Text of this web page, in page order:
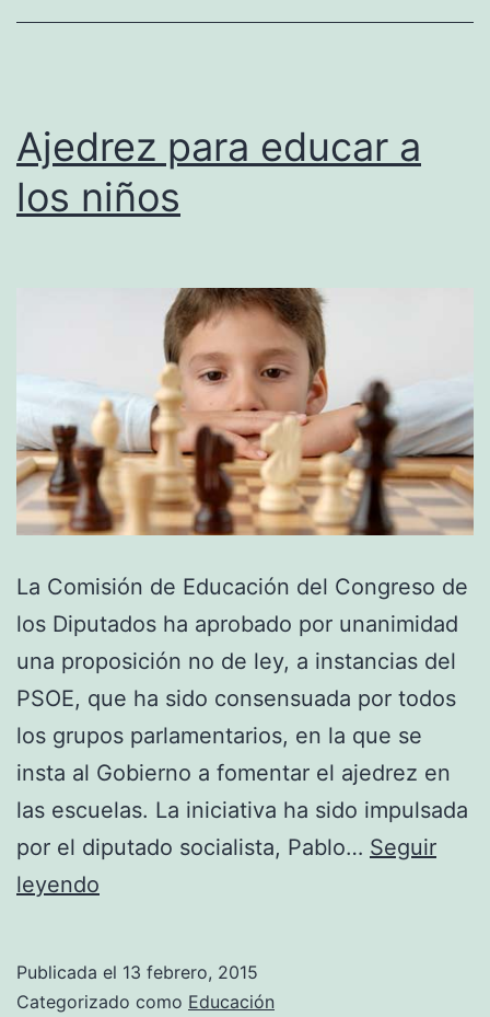
Ajedrez para educar a
los niños
La Comisión de Educación del Congreso de
los Diputados ha aprobado por unanimidad
una proposición no de ley, a instancias del
PSOE, que ha sido consensuada por todos
los grupos parlamentarios, en la que se
insta al Gobierno a fomentar el ajedrez en
las escuelas. La iniciativa ha sido impulsada
por el diputado socialista, Pablo… Seguir
leyendo
a
Publicada el 13 febrero, 2015
Categorizado como Educación